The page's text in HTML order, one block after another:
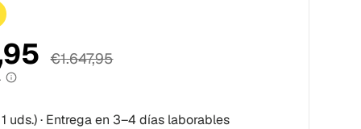
€1.647,95
uds.) · Entrega en 3–4 días laborables